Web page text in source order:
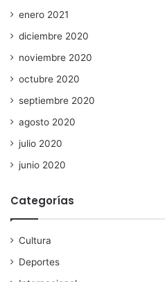
enero 2021
diciembre 2020
noviembre 2020
octubre 2020
septiembre 2020
agosto 2020
julio 2020
junio 2020
Categorías
Cultura
Deportes